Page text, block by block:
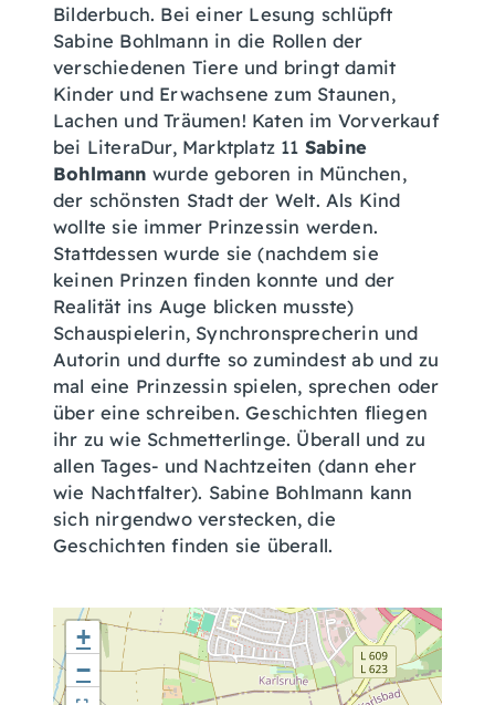
Bilderbuch. Bei einer Lesung schlüpft
Sabine Bohlmann in die Rollen der
verschiedenen Tiere und bringt damit
Kinder und Erwachsene zum Staunen,
Lachen und Träumen! Katen im Vorverkauf
bei LiteraDur, Marktplatz 11 Sabine
Bohlmann wurde geboren in München,
der schönsten Stadt der Welt. Als Kind
wollte sie immer Prinzessin werden.
Stattdessen wurde sie (nachdem sie
keinen Prinzen finden konnte und der
Realität ins Auge blicken musste)
Schauspielerin, Synchronsprecherin und
Autorin und durfte so zumindest ab und zu
mal eine Prinzessin spielen, sprechen oder
über eine schreiben. Geschichten fliegen
ihr zu wie Schmetterlinge. Überall und zu
allen Tages- und Nachtzeiten (dann eher
wie Nachtfalter). Sabine Bohlmann kann
sich nirgendwo verstecken, die
Geschichten finden sie überall.
+
−